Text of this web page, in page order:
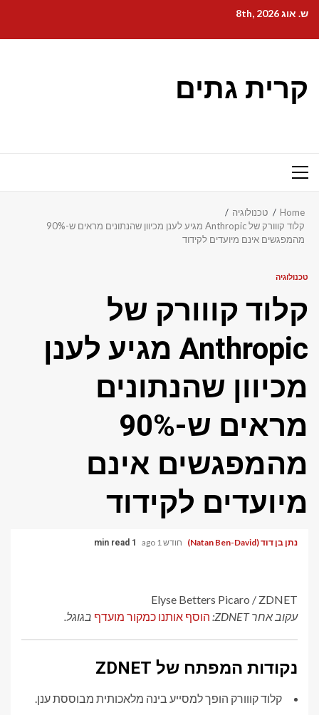
content
ש. אוג 8th, 2026
קרית גתים
Primary
Home
טכנולוגיה
קלוד קווורק של Anthropic מגיע לענן מכיוון שהנתונים מראים ש-90%
מהמפגשים אינם מיועדים לקידוד
טכנולוגיה
קלוד קווורק של
Anthropic מגיע לענן
מכיוון שהנתונים
מראים ש-90%
מהמפגשים אינם
מיועדים לקידוד
נתן בן דוד (Natan Ben-David) חודש 1 ago 1 min read
Elyse Betters Picaro / ZDNET
עקוב אחר ZDNET:
הוסף אותנו כמקור מועדף בגוגל.
נקודות המפתח של ZDNET
קלוד קווורק הופך למסייע בינה מלאכותית מבוססת ענן.